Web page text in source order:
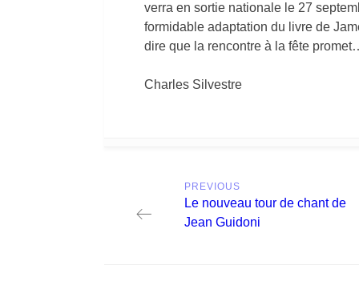
verra en sortie nationale le 27
formidable adaptation du livre de
dire que la rencontre à la fête
Charles Silvestre
navigation
PREVIOUS
Previous
post:
Le nouveau tour de chant de
Jean Guidoni